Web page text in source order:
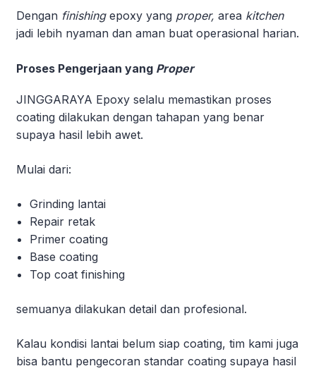
Dengan finishingepoxy yang proper, area kitchen
jadi lebih nyaman dan aman buat operasional harian.
Proses Pengerjaan yang Proper
JINGGARAYA Epoxy selalu memastikan proses
coating dilakukan dengan tahapan yang benar
supaya hasil lebih awet.
Mulai dari:
Grinding lantai
Repair retak
Primer coating
Base coating
Top coat finishing
semuanya dilakukan detail dan profesional.
Kalau kondisi lantai belum siap coating, tim kami juga
bisa bantu pengecoran standar coating supaya hasil